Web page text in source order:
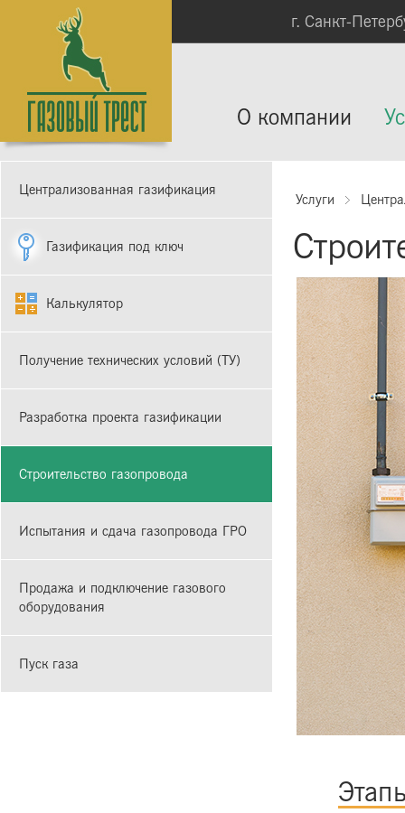
г. Санкт-
О компании
Централизованная газификация
Газификация под ключ
Калькулятор
Получение технических условий (ТУ)
Разработка проекта газификации
Строительство газопровода
Испытания и сдача газопровода ГРО
Продажа и подключение газового
оборудования
Пуск газа
Услуги